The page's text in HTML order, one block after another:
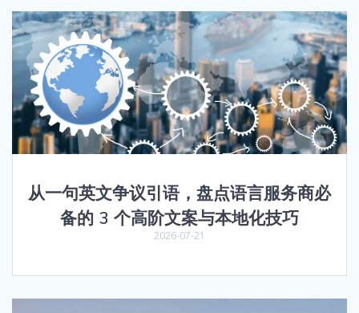
从一句英文争议引语，盘点语言服务商必
备的 3 个高阶文案与本地化技巧
2026-07-21